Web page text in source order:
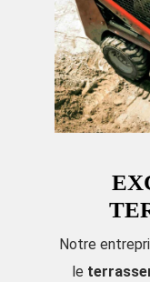
Notre
le